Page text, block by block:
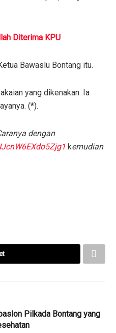
Diterima KPU
Bawaslu Bontang itu.
yang dikenakan. Ia
(*).
dengan
kemudian
Pilkada Bontang yang